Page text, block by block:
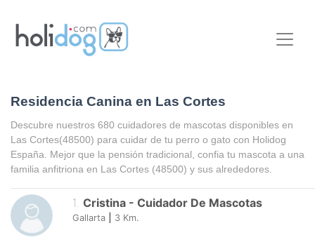
Residencia Canina en Las Cortes
Descubre nuestros 680 cuidadores de mascotas disponibles en
Las Cortes(48500) para cuidar de tu perro o gato con Holidog
España. Mejor que la pensión tradicional, confia tu mascota a una
familia anfitriona en Las Cortes (48500) y sus alrededores.
1 Cristina - Cuidador De Mascotas
Gallarta 3 Km.